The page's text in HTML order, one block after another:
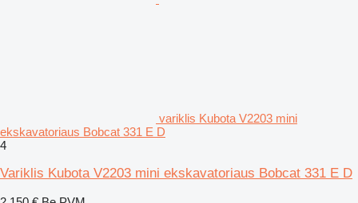
variklis Kubota V2203 mini
ekskavatoriaus Bobcat 331 E D
4
Variklis Kubota V2203 mini ekskavatoriaus Bobcat 331 E D